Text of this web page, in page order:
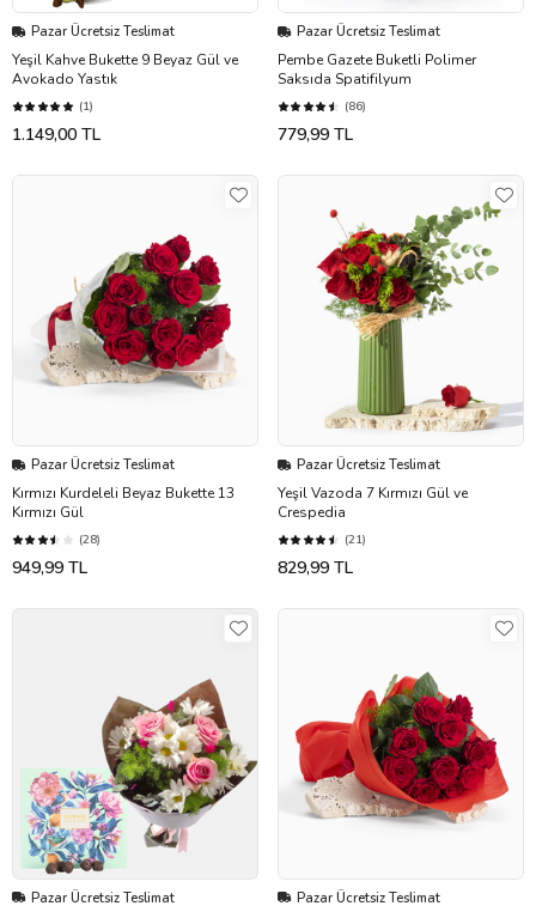
Pazar Ücretsiz Teslimat
Yeşil Kahve Bukette 9 Beyaz Gül ve
Avokado Yastık
(1)
1.149,00 TL
Pazar Ücretsiz Teslimat
Pembe Gazete Buketli Polimer
Saksıda Spatifilyum
(86)
779,99 TL
Pazar Ücretsiz Teslimat
Kırmızı Kurdeleli Beyaz Bukette 13
Kırmızı Gül
(28)
949,99 TL
Pazar Ücretsiz Teslimat
Yeşil Vazoda 7 Kırmızı Gül ve
Crespedia
(21)
829,99 TL
Pazar Ücretsiz Teslimat Pazar Ücretsiz Teslimat